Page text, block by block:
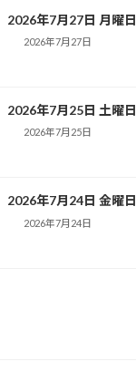
2026年7月27日 月曜日
2026年7月27日
2026年7月25日 土曜日
2026年7月25日
2026年7月24日 金曜日
2026年7月24日